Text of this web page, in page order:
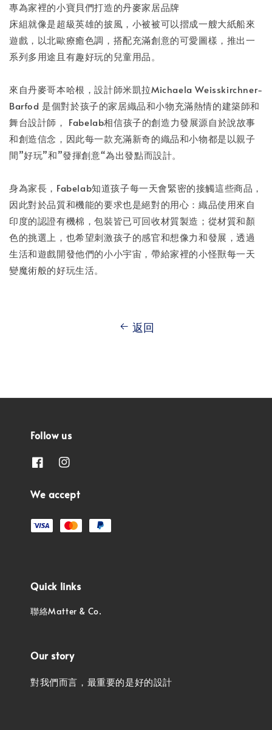
專為家裡的小寶貝們打造的丹麥家居品牌
床組就像是超級英雄的披風，小被被可以摺成一艘大紙船來
遊戲，以北歐療癒色調，搭配充滿創意的可愛圖樣，推出一
系列多用途且有趣好玩的兒童用品。
來自丹麥哥本哈根，設計師米凱拉Michaela Weisskirchner-
Barfod 是個對於孩子的家居織品和小物充滿熱情的建築師和
舞台設計師， Fabelab相信孩子的創造力發展源自於說故事
和創造信念，因此每一款充滿新奇的織品和小物都是以親子
間”好玩”和”發揮創意“為出發點而設計。
身為家長，Fabelab知道孩子每一天會緊密的接觸這些商品，
因此對於品質和機能的要求也是絕對的用心：織品使用來自
印度的認證有機棉，包裝皆已可回收材質製造；從材質和顏
色的挑選上，也希望刺激孩子的感官和想像力和發展，透過
生活和遊戲開發他們的小小宇宙，帶給家裡的小怪獸每一天
變魔術般的好玩生活。
返回
Follow us
We accept
Quick links
聯絡Matter & Co.
Our story
對我們而言，最重要的是好的設計